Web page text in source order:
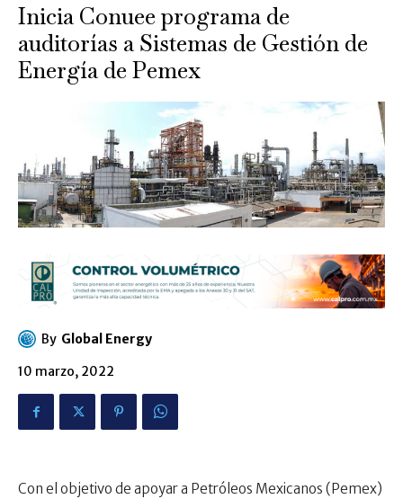
Inicia Conuee programa de
auditorías a Sistemas de Gestión de
Energía de Pemex
By Global Energy
10 marzo, 2022
Con el objetivo de apoyar a Petróleos Mexicanos (Pemex)